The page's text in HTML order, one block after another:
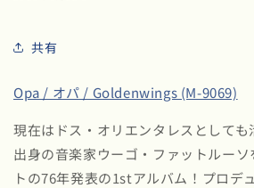
共有
Opa / オパ / Goldenwings (M-9069)
現在はドス・オリエンタレスとしても
出身の音楽家ウーゴ・ファットルー
トの76年発表の1stアルバム！プロデ